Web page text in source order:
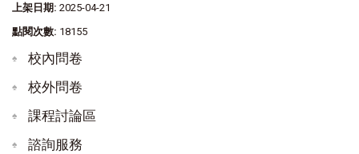
上架日期: 2025-04-21
點閱次數: 18155
校內問卷
校外問卷
課程討論區
諮詢服務